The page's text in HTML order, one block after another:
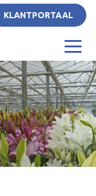
KLANTPORTAAL